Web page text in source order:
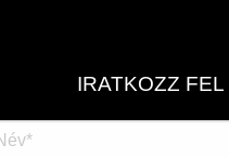
IRATKOZZ FEL